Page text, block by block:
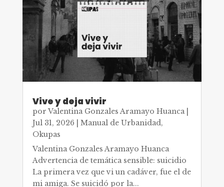
Vive y deja vivir
por Valentina Gonzales Aramayo Huanca|
Jul 31, 2026
Manual de Urbanidad,
Okupas
Valentina Gonzales Aramayo Huanca
Advertencia de temática sensible: suicidio
La primera vez que vi un cadáver, fue el de
mi amiga. Se suicidó por la...